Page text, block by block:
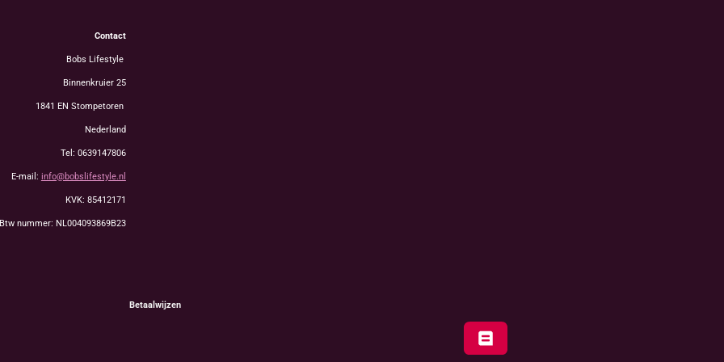
Contact
Bobs Lifestyle
Binnenkruier 25
1841 EN Stompetoren
Nederland
Tel: 0639147806
E-mail: info@bobslifestyle.nl
KVK: 85412171
Btw nummer: NL004093869B23
Betaalwijzen